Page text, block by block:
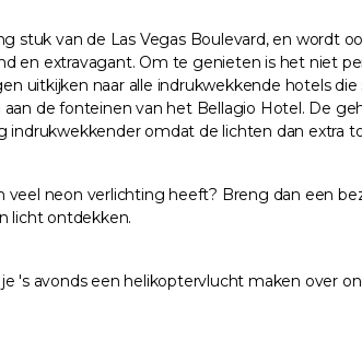
stuk van de Las Vegas Boulevard, en wordt
en extravagant. Om te genieten is het niet
uitkijken naar alle indrukwekkende hotels
de fonteinen van het Bellagio Hotel. De
indrukwekkender omdat de lichten dan extra
veel neon verlichting heeft? Breng dan een
licht ontdekken.
's avonds een helikoptervlucht maken over